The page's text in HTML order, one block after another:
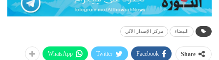
البيضاء مركز الإصدار الآلي
Share
Facebook
Twitter
WhatsApp